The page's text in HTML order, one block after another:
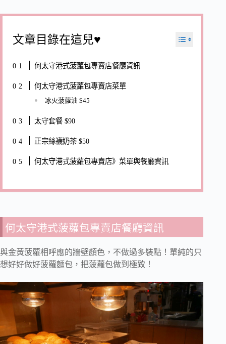
文章目錄在這兒♥
何太守港式菠蘿包專賣店餐廳資訊
何太守港式菠蘿包專賣店菜單
冰火菠蘿油 $45
太守套餐 $90
正宗絲襪奶茶 $50
何太守港式菠蘿包專賣店》菜單與餐廳資訊
何太守港式菠蘿包專賣店餐廳資訊
與金黃菠蘿相呼應的牆壁顏色，不做過多裝點！單純的只
想好好做好菠蘿麵包，把菠蘿包做到極致！